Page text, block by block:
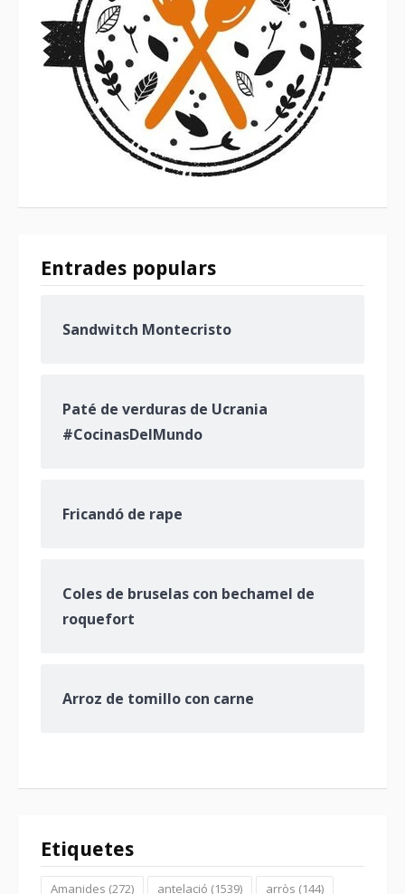
Entrades populars
Sandwitch Montecristo
Paté de verduras de Ucrania
#CocinasDelMundo
Fricandó de rape
Coles de bruselas con bechamel de
roquefort
Arroz de tomillo con carne
Etiquetes
Amanides (272) antelació (1539) arròs (144)